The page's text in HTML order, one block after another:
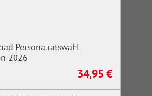
Personalratswahl
2026
Regulärer Preis:
34,95 €